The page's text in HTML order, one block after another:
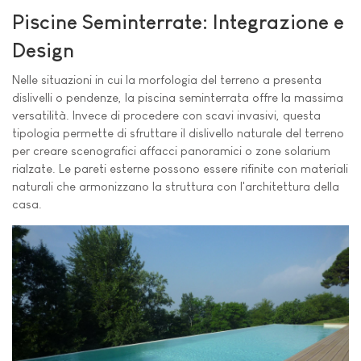
Piscine Seminterrate: Integrazione e
Design
Nelle situazioni in cui la morfologia del terreno a presenta
dislivelli o pendenze, la piscina seminterrata offre la massima
versatilità. Invece di procedere con scavi invasivi, questa
tipologia permette di sfruttare il dislivello naturale del terreno
per creare scenografici affacci panoramici o zone solarium
rialzate. Le pareti esterne possono essere rifinite con materiali
naturali che armonizzano la struttura con l'architettura della
casa.